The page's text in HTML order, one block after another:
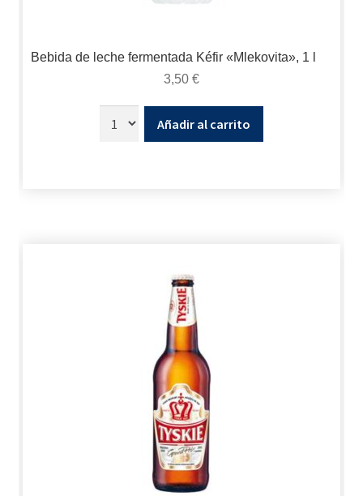
Bebida de leche fermentada Kéfir «Mlekovita», 1 l
3,50 €
Añadir al carrito